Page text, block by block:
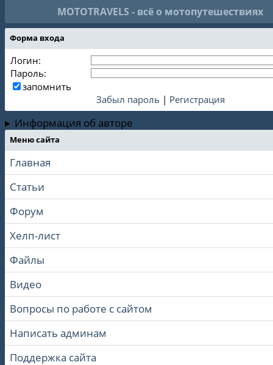
MOTOTRAVELS - всё о мотопутешествиях
Форма входа
Логин:
Пароль:
запомнить
Забыл пароль | Регистрация
Информация об авторе
Меню сайта
Главная
Статьи
Форум
Хелп-лист
Файлы
Видео
Вопросы по работе с сайтом
Написать админам
Поддержка сайта